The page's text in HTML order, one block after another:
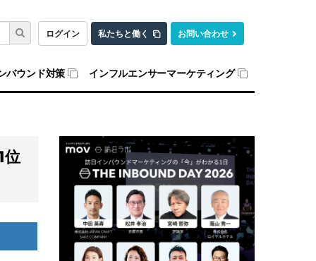
ログイン 私たちと働く お問い合わせ
バウンド対策 インフルエンサーマーケティング
位